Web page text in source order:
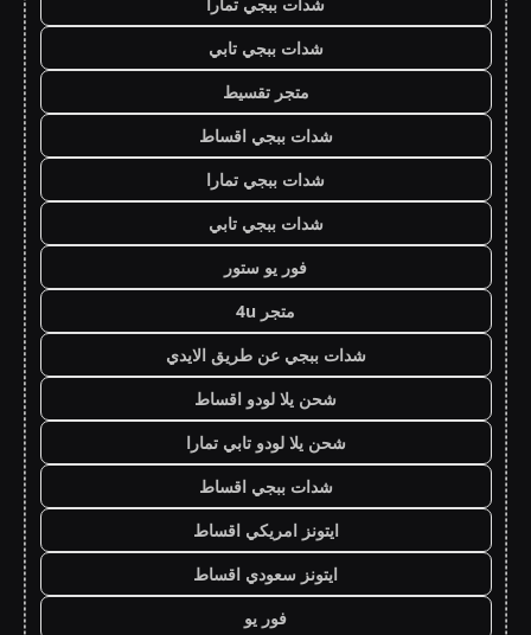
شدات ببجي تابي
متجر تقسيط
شدات ببجي اقساط
شدات ببجي تمارا
شدات ببجي تابي
فور يو ستور
متجر 4u
شدات ببجي عن طريق الايدي
شحن يلا لودو اقساط
شحن يلا لودو تابي تمارا
شدات ببجي اقساط
ايتونز امريكي اقساط
ايتونز سعودي اقساط
فور يو